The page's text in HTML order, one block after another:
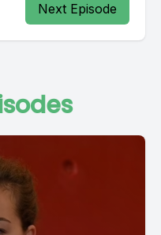
Next Episode